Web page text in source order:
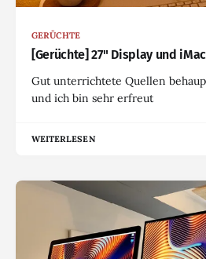
GERÜCHTE
[Gerüchte] 27" Display und
Gut unterrichtete Quellen
und ich bin sehr erfreut
WEITERLESEN